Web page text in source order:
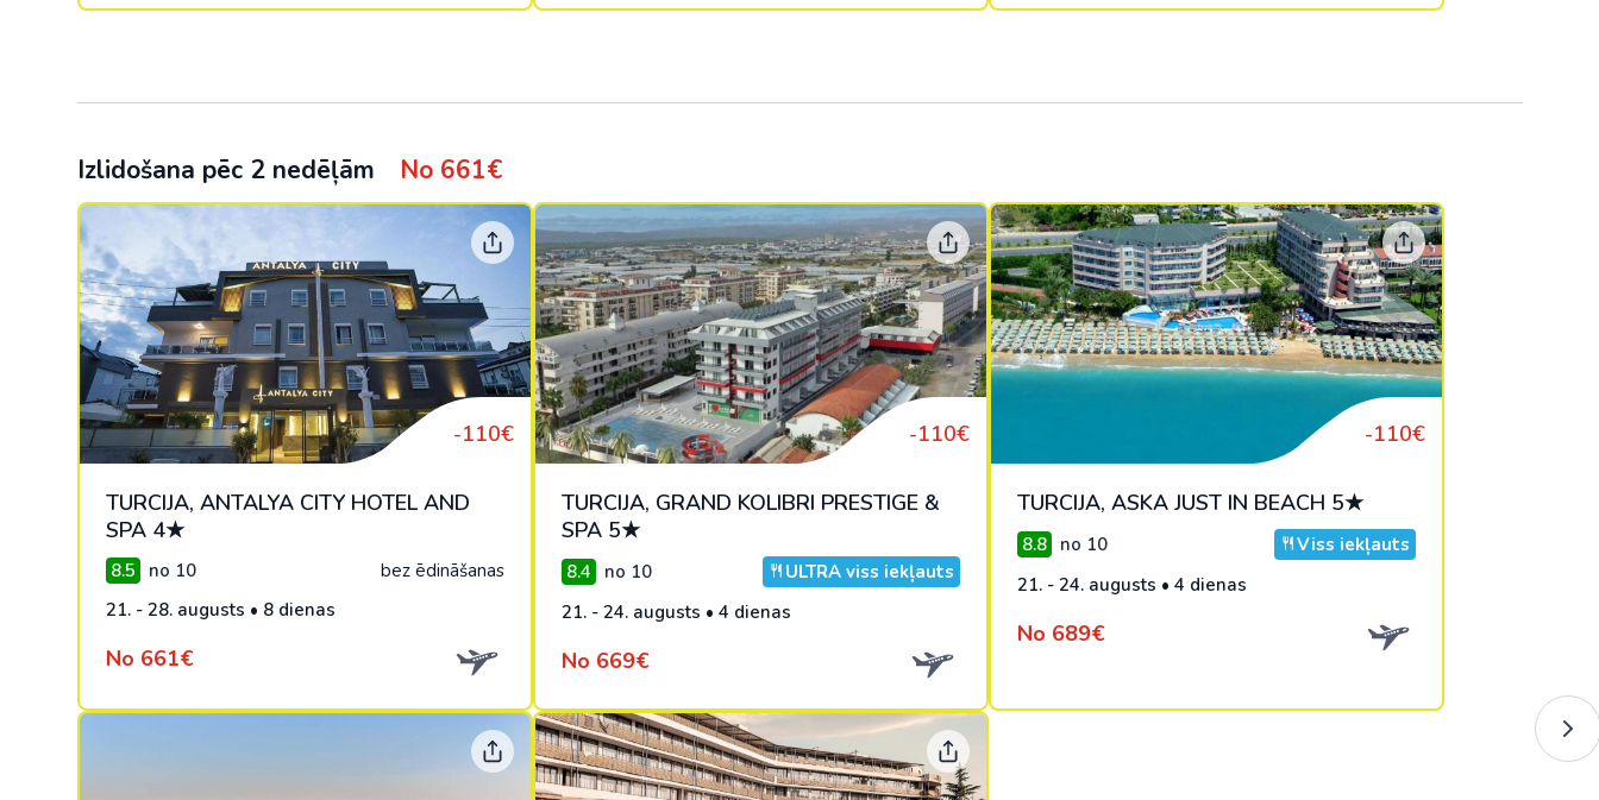
Izlidošana pēc 2 nedēļām No 661€
-110€
TURCIJA, ANTALYA CITY HOTEL AND
SPA 4★
8.5 no 10
bez ēdināšanas
21. - 28. augusts • 8 dienas
No 661€
-110€
TURCIJA, GRAND KOLIBRI PRESTIGE &
SPA 5★
8.4 no 10
ULTRA viss iekļauts
21. - 24. augusts • 4 dienas
No 669€
-110€
TURCIJA, ASKA JUST IN BEACH 5★
8.8 no 10
Viss iekļauts
21. - 24. augusts • 4 dienas
No 689€